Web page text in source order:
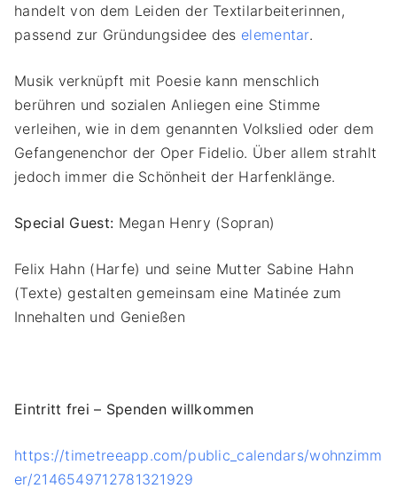
handelt von dem Leiden der Textilarbeiterinnen,
passend zur Gründungsidee des elementar.
Musik verknüpft mit Poesie kann menschlich
berühren und sozialen Anliegen eine Stimme
verleihen, wie in dem genannten Volkslied oder dem
Gefangenenchor der Oper Fidelio. Über allem strahlt
jedoch immer die Schönheit der Harfenklänge.
Special Guest: Megan Henry (Sopran)
Felix Hahn (Harfe) und seine Mutter Sabine Hahn
(Texte) gestalten gemeinsam eine Matinée zum
Innehalten und Genießen
Eintritt frei – Spenden willkommen
https://timetreeapp.com/public_calendars/wohnzimm
er/2146549712781321929